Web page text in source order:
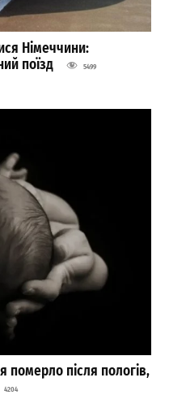
Німеччини:
поїзд
5499
померло після пологів,
4204